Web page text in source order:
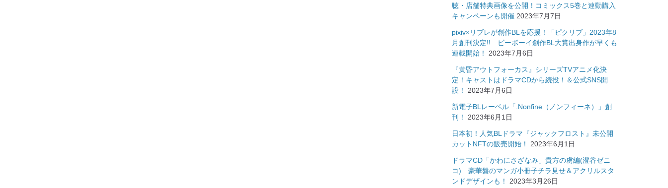
聴・店舗特典画像を公開！コミックス5巻と連動購入
キャンペーンも開催 2023年7月7日
pixiv×リブレが創作BLを応援！「ピクリブ」2023年8
月創刊決定!! ビーボーイ創作BL大賞出身作が早くも
連載開始！
2023年7月6日
『黄昏アウトフォーカス』シリーズTVアニメ化決
定！キャストはドラマCDから続投！＆公式SNS開
設！
2023年7月6日
新電子BLレーベル「.Nonfine（ノンフィーネ）」創
刊！
2023年6月1日
日本初！人気BLドラマ『ジャックフロスト』未公開
カットNFTの販売開始！
2023年6月1日
ドラマCD「かわにさざなみ」貴方の虜編(澄谷ゼニ
コ) 豪華盤のマンガ小冊子チラ見せ＆アクリルスタ
ンドデザインも！
2023年3月26日